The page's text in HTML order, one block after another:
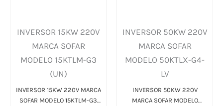
INVERSOR 15KW 220V
MARCA SOFAR
MODELO 15KTLM-G3
(UN)
INVERSOR 15KW 220V MARCA
SOFAR MODELO 15KTLM-G3
INVERSOR 50KW 220V
MARCA SOFAR
MODELO 50KTLX-G4-
LV
INVERSOR 50KW 220V
MARCA SOFAR MODELO